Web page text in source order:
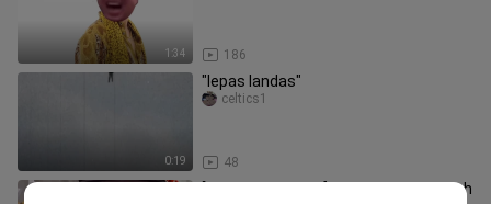
1:34 186
0:19
"lepas landas"
48
celtics1
[ Genshin Impact ] Hall Master Hu telah